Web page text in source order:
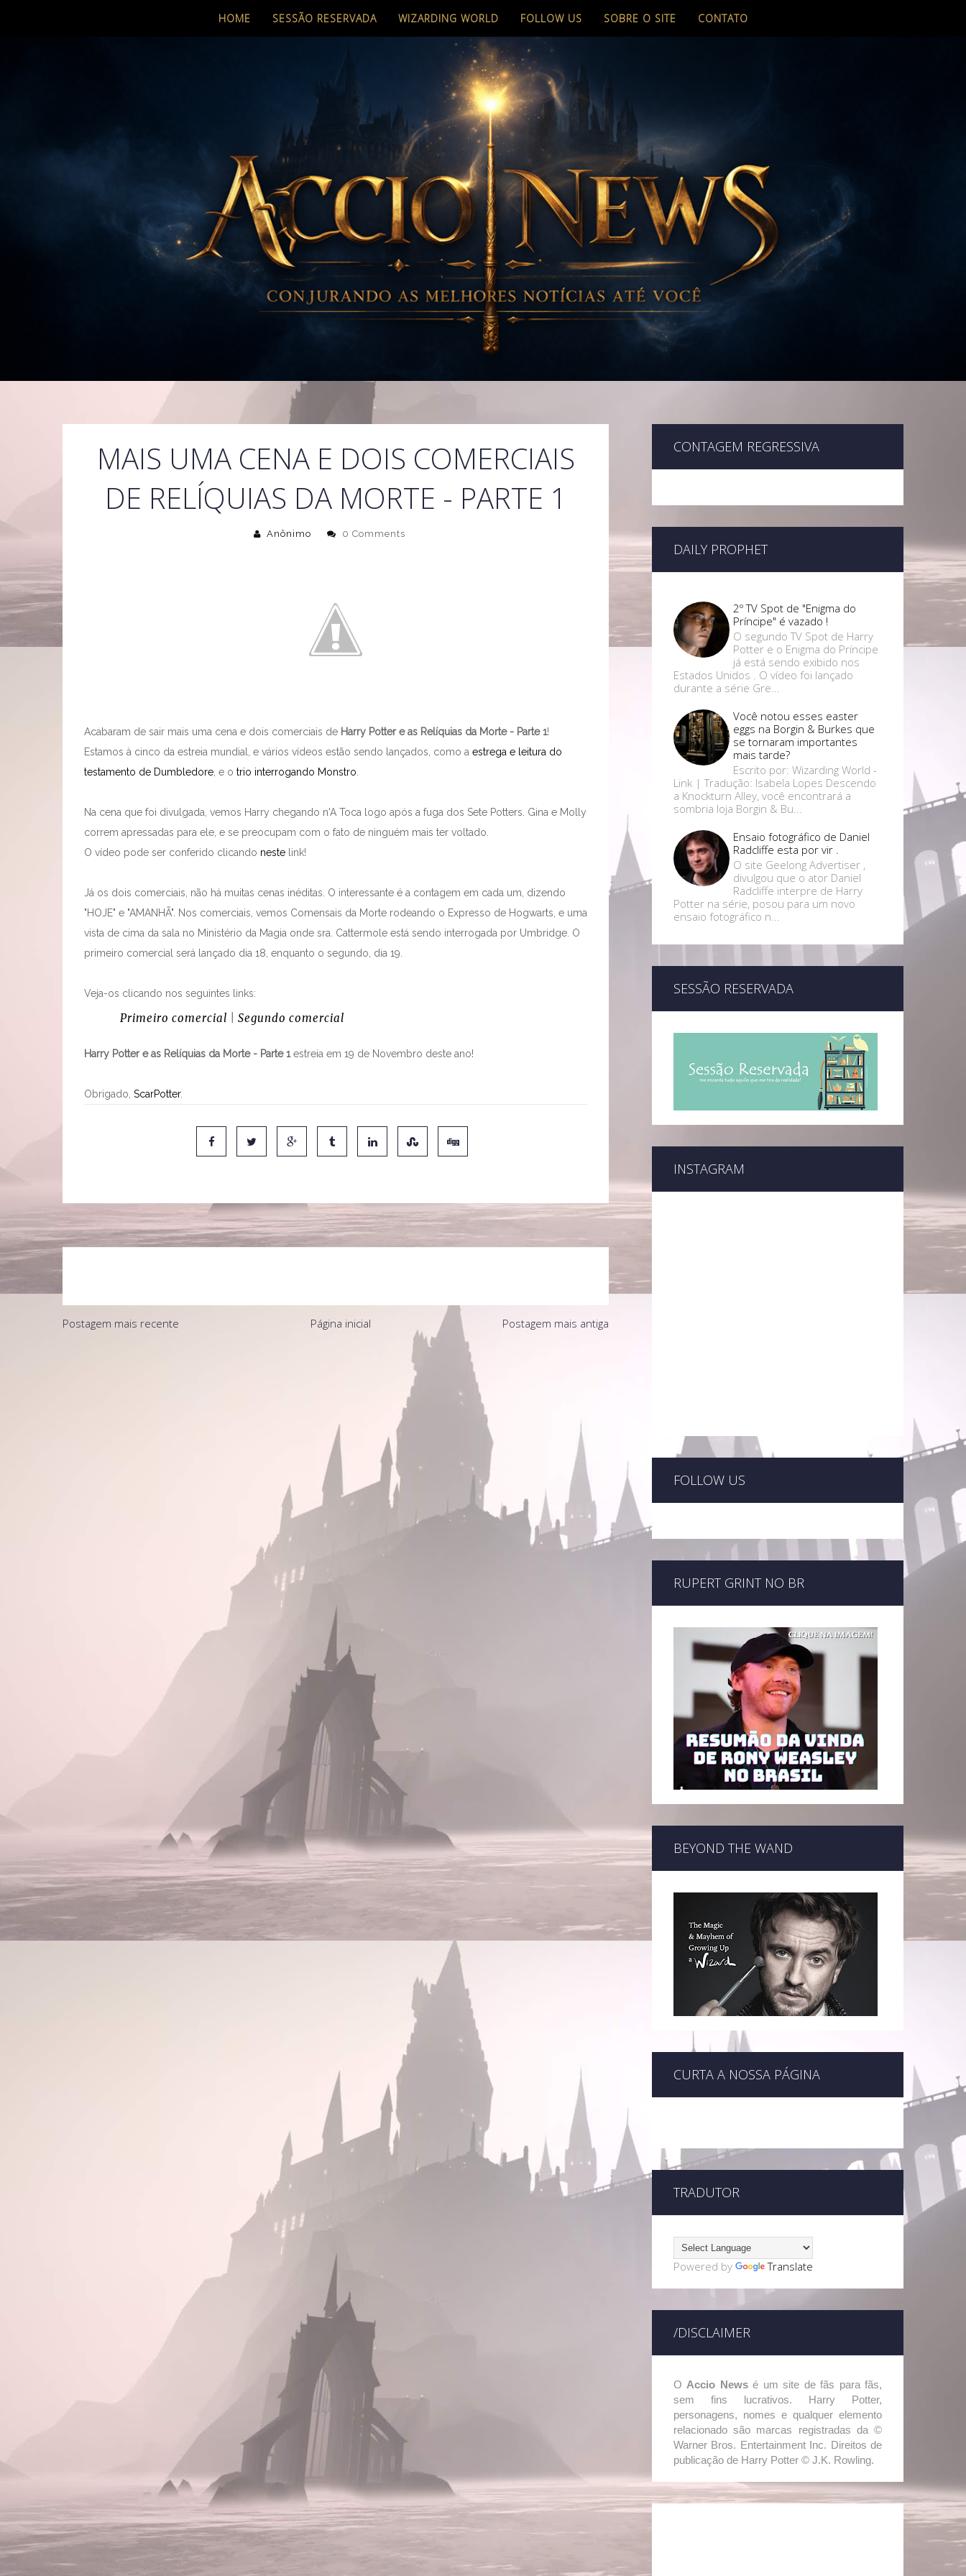
HOME SESSÃO RESERVADA WIZARDING WORLD FOLLOW US SOBRE O SITE CONTATO
MAIS UMA CENA E DOIS COMERCIAIS
DE RELÍQUIAS DA MORTE - PARTE 1
Anônimo 0 Comments
Acabaram de sair mais uma cena e dois comerciais de Harry Potter e as Relíquias da Morte - Parte 1!
Estamos à cinco da estreia mundial, e vários vídeos estão sendo lançados, como a estrega e leitura do
testamento de Dumbledore , e o trio interrogando Monstro
Na cena que foi divulgada, vemos Harry chegando n'A Toca logo após a fuga dos Sete Potters. Gina e Molly
correm apressadas para ele, e se preocupam com o fato de ninguém mais ter voltado.
O vídeo pode ser conferido clicando neste link!
Já os dois comerciais, não há muitas cenas inéditas. O interessante é a contagem em cada um, dizendo
"HOJE" e "AMANHÃ". Nos comerciais, vemos Comensais da Morte rodeando o Expresso de Hogwarts, e uma
vista de cima da sala no Ministério da Magia onde sra. Cattermole está sendo interrogada por Umbridge. O
primeiro comercial será lançado dia 18, enquanto o segundo, dia 19.
Veja-os clicando nos seguintes links:
Primeiro comercial Segundo comercial
Harry Potter e as Relíquias da Morte - Parte 1estreia em 19 de Novembro deste ano!
Obrigado, ScarPotter.
Postagem mais recente Postagem mais antiga
Página inicial
CONTAGEM REGRESSIVA
DAILY PROPHET
2º TV Spot de "Enigma do
Príncipe" é vazado !
O segundo TV Spot de Harry
Potter e o Enigma do Príncipe
já está sendo exibido nos
Estados Unidos . O vídeo foi lançado
durante a série Gre...
Você notou esses easter
eggs na Borgin & Burkes que
se tornaram importantes
mais tarde?
Escrito por: Wizarding World -
Link | Tradução: Isabela Lopes Descendo
a Knockturn Alley, você encontrará a
sombria loja Borgin & Bu...
Ensaio fotográfico de Daniel
Radcliffe esta por vir .
O site Geelong Advertiser ,
divulgou que o ator Daniel
Radcliffe interpre de Harry
Potter na série, posou para um novo
ensaio fotográfico n...
SESSÃO RESERVADA
INSTAGRAM
FOLLOW US
RUPERT GRINT NO BR
BEYOND THE WAND
CURTA A NOSSA PÁGINA
TRADUTOR
Powered by Translate
/DISCLAIMER
O Accio Newsé um site de fãs para fãs,
sem fins lucrativos. Harry Potter,
personagens, nomes e qualquer elemento
relacionado são marcas registradas da ©
Warner Bros. Entertainment Inc. Direitos de
publicação de Harry Potter © J.K. Rowling.